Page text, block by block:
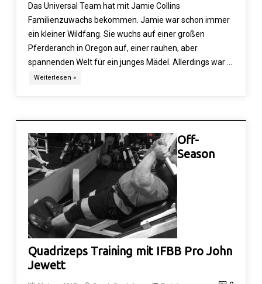
Das Universal Team hat mit Jamie Collins
Familienzuwachs bekommen. Jamie war schon immer
ein kleiner Wildfang. Sie wuchs auf einer großen
Pferderanch in Oregon auf, einer rauhen, aber
spannenden Welt für ein junges Mädel. Allerdings war …
Weiterlesen »
Off-
Season
Quadrizeps Training mit IFBB Pro John
Jewett